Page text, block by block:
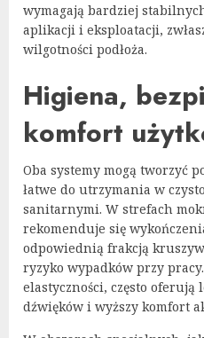
wymagają bardziej
aplikacji i eksploatacji,
wilgotności podłoża.
Higiena,
komfort
Oba systemy mogą tworzyć
łatwe do utrzymania w
sanitarnymi. W strefach
rekomenduje się
odpowiednią frakcją
ryzyko wypadków przy
elastyczności, często oferują
dźwięków i wyższy komfort